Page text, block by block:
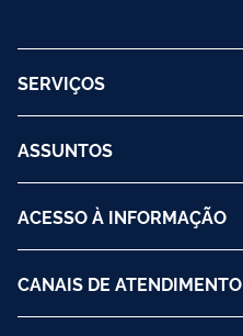
SERVIÇOS
ASSUNTOS
ACESSO À INFORMAÇÃO
CANAIS DE ATENDIMENTO